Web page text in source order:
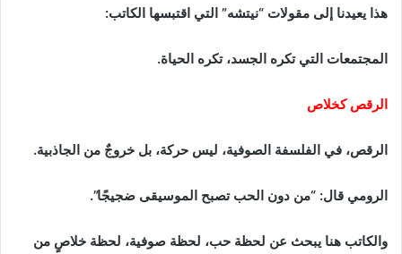
هذا يعيدنا إلى مقولات “نيتشه” التي اقتبسها الكاتب:
المجتمعات التي تكره الجسد، تكره الحياة.
الرقص كخلاص
الرقص، في الفلسفة الصوفية، ليس حركة، بل خروجٌ من الجاذبية.
الرومي قال: “من دون الحب تصبح الموسيقى ضجيجًا”.
والكاتب هنا يبحث عن لحظة حب، لحظة صوفية، لحظة خلاصٍ من